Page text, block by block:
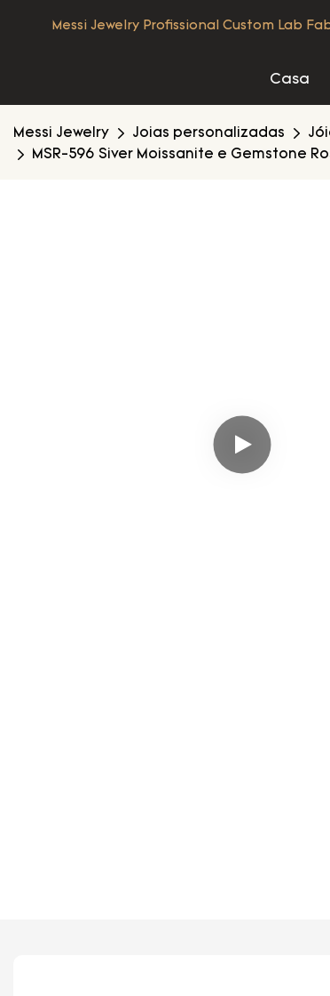
Messi Jewelry Profissional Custom Lab
Casa
Messi Jewelry Joias personalizadas
MSR-596 Siver Moissanite e Gemstone